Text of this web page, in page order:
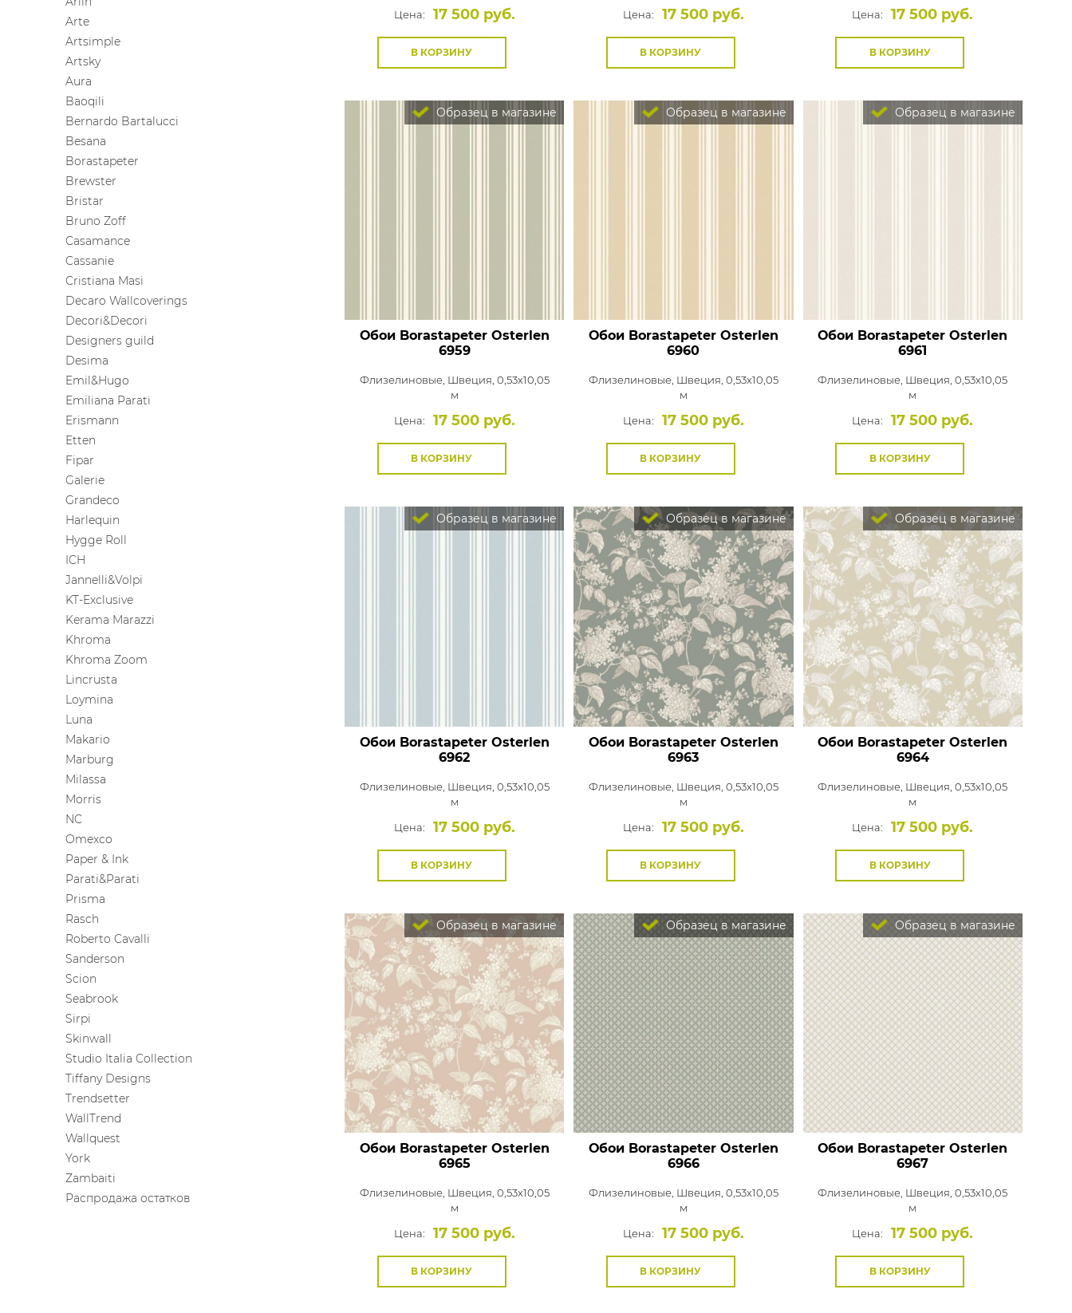
Arte
Artsimple
Artsky
Aura
Baoqili
Bernardo Bartalucci
Besana
Borastapeter
Brewster
Bristar
Bruno Zoff
Casamance
Cassanie
Cristiana Masi
Decaro Wallcoverings
Decori&Decori
Designers guild
Desima
Emil&Hugo
Emiliana Parati
Erismann
Etten
Fipar
Galerie
Grandeco
Harlequin
Hygge Roll
ICH
Jannelli&Volpi
KT-Exclusive
Kerama Marazzi
Khroma
Khroma Zoom
Lincrusta
Loymina
Luna
Makario
Marburg
Milassa
Morris
NC
Omexco
Paper & Ink
Parati&Parati
Prisma
Rasch
Roberto Cavalli
Sanderson
Scion
Seabrook
Sirpi
Skinwall
Studio Italia Collection
Tiffany Designs
Trendsetter
WallTrend
Wallquest
York
Zambaiti
Распродажа остатков
Цена:
17 500 руб.
В КОРЗИНУ
Цена:
17 500 руб.
В КОРЗИНУ
Цена:
17 500 руб.
В КОРЗИНУ
Образец в магазине
Обои Borastapeter Osterlen
6959
Флизелиновые, Швеция, 0,53x10,05
м
Цена:
17 500 руб.
В КОРЗИНУ
Образец в магазине
Обои Borastapeter Osterlen
6960
Флизелиновые, Швеция, 0,53x10,05
м
Цена:
17 500 руб.
В КОРЗИНУ
Образец в магазине
Обои Borastapeter Osterlen
6961
Флизелиновые, Швеция, 0,53x10,05
м
Цена:
17 500 руб.
В КОРЗИНУ
Образец в магазине
Обои Borastapeter Osterlen
6962
Флизелиновые, Швеция, 0,53x10,05
м
Цена:
17 500 руб.
В КОРЗИНУ
Образец в магазине
Обои Borastapeter Osterlen
6963
Флизелиновые, Швеция, 0,53x10,05
м
Цена:
17 500 руб.
В КОРЗИНУ
Образец в магазине
Обои Borastapeter Osterlen
6964
Флизелиновые, Швеция, 0,53x10,05
м
Цена:
17 500 руб.
В КОРЗИНУ
Образец в магазине
Обои Borastapeter Osterlen
6965
Флизелиновые, Швеция, 0,53x10,05
м
Цена:
17 500 руб.
В КОРЗИНУ
Образец в магазине
Обои Borastapeter Osterlen
6966
Флизелиновые, Швеция, 0,53x10,05
м
Цена:
17 500 руб.
В КОРЗИНУ
Образец в магазине
Обои Borastapeter Osterlen
6967
Флизелиновые, Швеция, 0,53x10,05
м
Цена:
17 500 руб.
В КОРЗИНУ